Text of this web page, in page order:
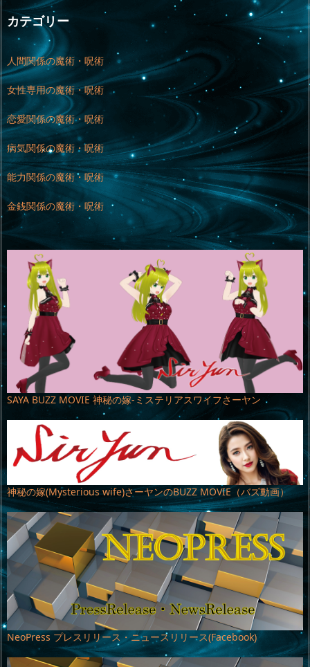
カテゴリー
人間関係の魔術・呪術
女性専用の魔術・呪術
恋愛関係の魔術・呪術
病気関係の魔術・呪術
能力関係の魔術・呪術
金銭関係の魔術・呪術
SAYA BUZZ MOVIE 神秘の嫁-ミステリアスワイフさーヤン
神秘の嫁(Mysterious wife)さーヤンのBUZZ MOVIE（バズ動画）
NeoPress プレスリリース・ニュースリリース(Facebook)